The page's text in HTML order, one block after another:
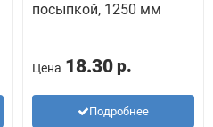
посыпкой, 1250 мм
Цена 18.30 р.
Подробнее